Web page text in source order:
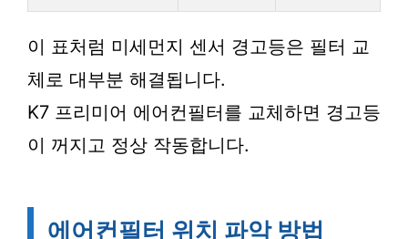
이 표처럼 미세먼지 센서 경고등은 필터 교
체로 대부분 해결됩니다.
K7 프리미어 에어컨필터를 교체하면 경고등
이 꺼지고 정상 작동합니다.
에어컨필터 위치 파악 방법